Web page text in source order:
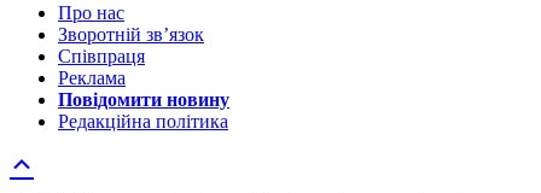
Про нас
Зворотній зв’язок
Співпраця
Реклама
Повідомити новину
Редакційна політика